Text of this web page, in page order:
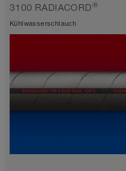
-40°C bis 70°C
3100 RADIACORD®
Kühlwasserschlauch